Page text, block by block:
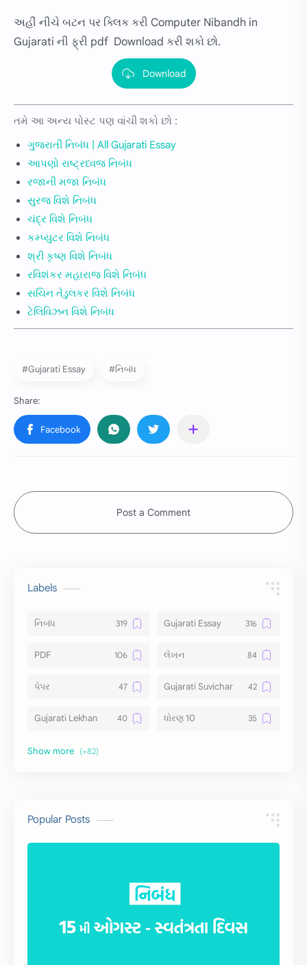
અહીં નીચે બટન પર ક્લિક કરી Computer Nibandh in
Gujarati ની ફ્રી pdf Download કરી શકો છો.
Download
તમે આ અન્ય પોસ્ટ પણ વાંચી શકો છો :
ગુજરાતી નિબંધ | All Gujarati Essay
આપણો રાષ્ટ્રધ્વજ નિબંધ
રજાની મજા નિબંધ
સુરજ વિશે નિબંધ
ચંદ્ર વિશે નિબંધ
કમ્પ્યુટર વિશે નિબંધ
શ્રી કૃષ્ણ વિશે નિબંધ
રવિશંકર મહારાજ વિશે નિબંધ
સચિન તેંડુલકર વિશે નિબંધ
ટેલિવિઝન વિશે નિબંધ
#Gujarati Essay #નિબંધ
Post a Comment
Labels
નિબંધ Gujarati Essay
PDF લેખન
પેપર Gujarati Suvichar
Gujarati Lekhan ધોરણ 10
અર્થ વિસ્તાર
10 વાક્યો
સુવિચાર Gujarati Vyakaran
શુભેચ્છા સંદેશ
Popular Posts